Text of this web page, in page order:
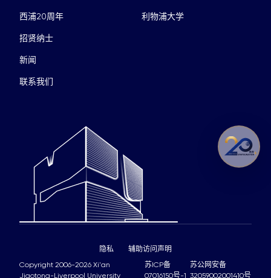
西浦20周年
招贤纳士
新闻
联系我们
利物浦大学
Copyright 2006-2026 Xi'an
Jiaotong-Liverpool University
苏ICP备
07016150号-1
苏公网安备
32059002001410号
隐私 辅助访问声明